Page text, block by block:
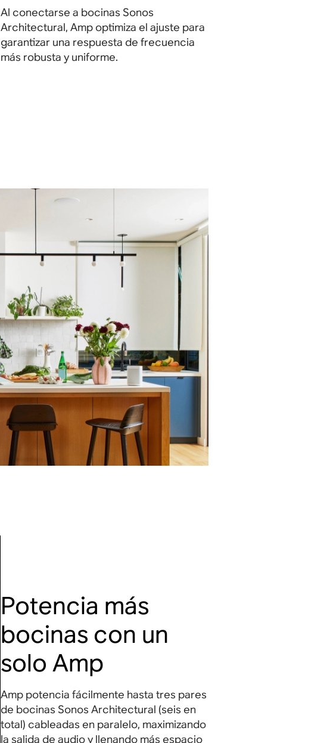
Al conectarse a bocinas Sonos
Architectural, Amp optimiza el ajuste para
garantizar una respuesta de frecuencia
más robusta y uniforme.
Potencia más
bocinas con un
solo Amp
Amp potencia fácilmente hasta tres pares
de bocinas Sonos Architectural (seis en
total) cableadas en paralelo, maximizando
la salida de audio y llenando más espacio